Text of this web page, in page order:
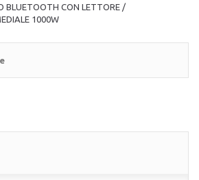
BLUETOOTH CON LETTORE /
1000W